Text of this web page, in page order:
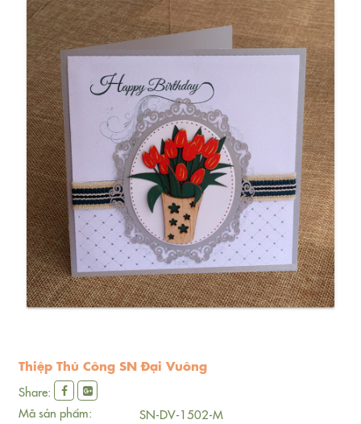
Thiệp Thủ Công SN Đại Vuông
Share:
Mã sản phẩm:
SN-DV-1502-M